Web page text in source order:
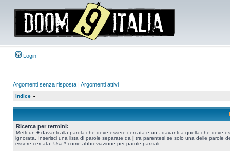
Login
Argomenti senza risposta | Argomenti attivi
Indice »
Ricerca per termini:
Metti un + davanti alla parola che deve essere cercata e un - davanti a quella che deve
ignorata. Inserisci una lista di parole separate da | tra parentesi se solo una delle parole
essere cercata. Usa * come abbreviazione per parole parziali.